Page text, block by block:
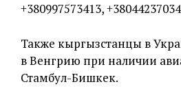
+380997573413,
Также кыргызстанцы в
в Венгрию при наличии
Стамбул-Бишкек.